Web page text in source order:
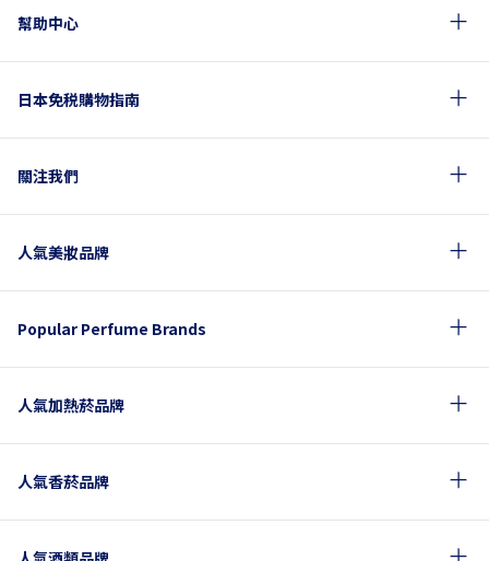
幫助中心
日本免税購物指南
關注我們
人氣美妝品牌
Popular Perfume Brands
人氣加熱菸品牌
人氣香菸品牌